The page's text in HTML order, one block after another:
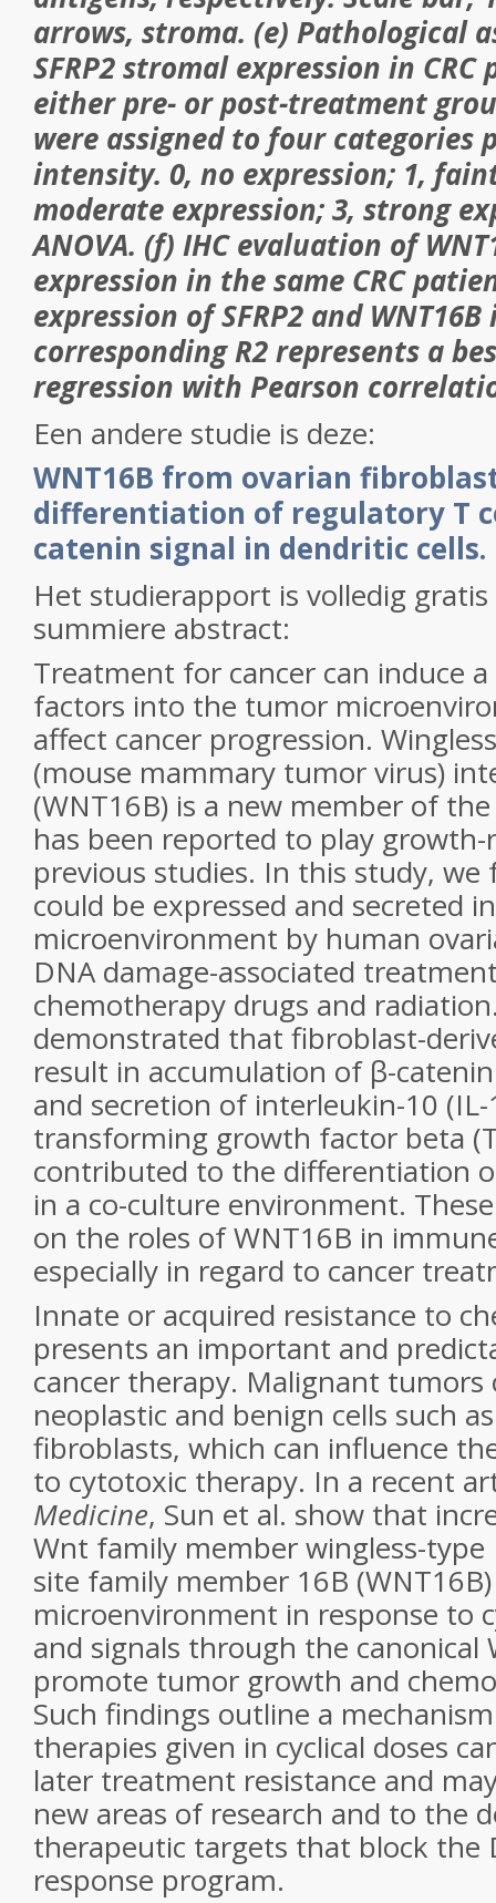
arrows, stroma. (e) Pathological
SFRP2 stromal expression in
either pre- or post-treatment
were assigned to four categories
intensity. 0, no expression; 1,
moderate expression; 3, strong
ANOVA. (f) IHC evaluation of
expression in the same CRC
expression of SFRP2 and
corresponding R2represents a
regression with Pearson
Een andere studie is deze:
WNT16B from ovarian
differentiation of regulatory T
catenin signal in dendritic cells.
Het studierapport is volledig
summiere abstract:
Treatment for cancer can induce
factors into the tumor
affect cancer progression.
(mouse mammary tumor virus)
(WNT16B) is a new member of
has been reported to play growth-
previous studies. In this study, we
could be expressed and secreted
microenvironment by human
DNA damage-associated
chemotherapy drugs and
demonstrated that fibroblast-
result in accumulation of β-
and secretion of interleukin-10 (IL-
transforming growth factor beta
contributed to the differentiation
in a co-culture environment.
on the roles of WNT16B in
especially in regard to cancer
Innate or acquired resistance to
presents an important and
cancer therapy. Malignant
neoplastic and benign cells such
fibroblasts, which can influence
to cytotoxic therapy. In a recent
Medicine, Sun et al. show that
Wnt family member wingless-
site family member 16B
microenvironment in response to
and signals through the canonical
promote tumor growth and
Such findings outline a
therapies given in cyclical doses
later treatment resistance and
new areas of research and to the
therapeutic targets that block the
response program.